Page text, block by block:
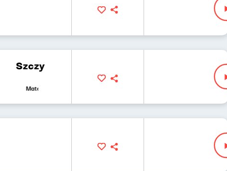
Szczyt wszystkiego, czyli każda lista świata 53
Mateusz Andruszkiewicz, Marcin Mann, Maciej Jankowski